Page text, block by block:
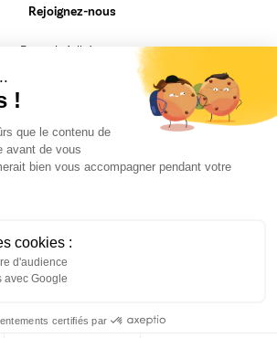
!
que le contenu de
avant de vous
bien vous accompagner pendant votre
cookies :
d'audience
avec Google
certifiés par
Rejoignez-nous
Devenir Adhérent.e
d'un renseignement
CGV
Mentions légales
Fiche Presse
Recrutement